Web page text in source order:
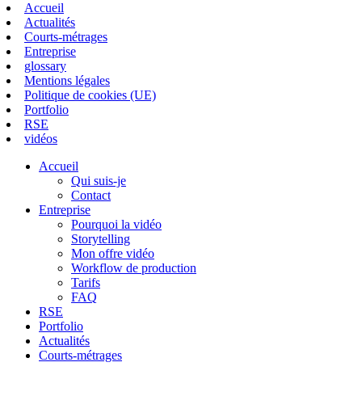
Accueil
Actualités
Courts-métrages
Entreprise
glossary
Mentions légales
Politique de cookies (UE)
Portfolio
RSE
vidéos
Accueil
Qui suis-je
Contact
Entreprise
Pourquoi la vidéo
Storytelling
Mon offre vidéo
Workflow de production
Tarifs
FAQ
RSE
Portfolio
Actualités
Courts-métrages